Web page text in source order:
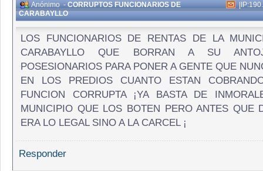
Anónimo-CORRUPTOS FUNCIONARIOS DE
CARABAYLLO
|
LOS FUNCIONARIOS DE RENTAS DE LA
CARABAYLLO QUE BORRAN A SU
POSESIONARIOS PARA PONER A GENTE QUE
EN LOS PREDIOS CUANTO ESTAN
FUNCION CORRUPTA ¡YA BASTA DE
MUNICIPIO QUE LOS BOTEN PERO ANTES QUE
ERA LO LEGAL SINO A LA CARCEL ¡
Responder